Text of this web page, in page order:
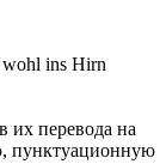
wohl ins Hirn
их перевода на
пунктуационную